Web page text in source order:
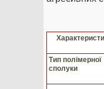
Тип полімерної
сполуки